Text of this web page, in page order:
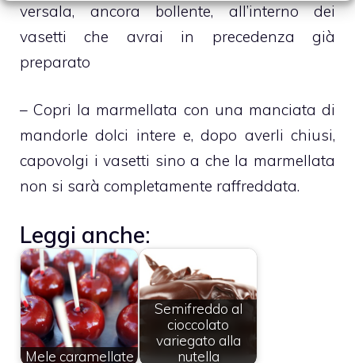
versala, ancora bollente, all’interno dei
vasetti che avrai in precedenza già
preparato
– Copri la marmellata con una manciata di
mandorle dolci intere e, dopo averli chiusi,
capovolgi i vasetti sino a che la marmellata
non si sarà completamente raffreddata.
Leggi anche:
Mele caramellate
Semifreddo al
cioccolato
variegato alla
nutella